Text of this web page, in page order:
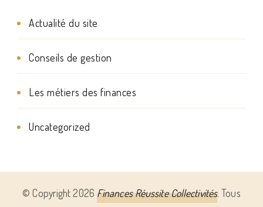
Actualité du site
Conseils de gestion
Les métiers des finances
Uncategorized
© Copyright 2026 Finances Réussite Collectivités. Tous